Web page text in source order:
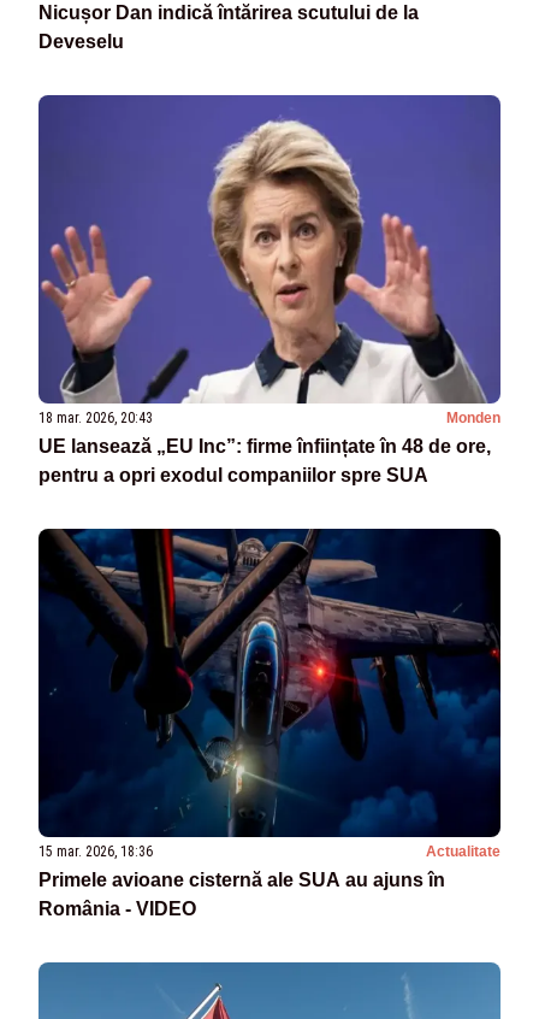
Nicușor Dan indică întărirea scutului de la
Deveselu
18 mar. 2026, 20:43 Monden
UE lansează „EU Inc”: firme înființate în 48 de ore,
pentru a opri exodul companiilor spre SUA
15 mar. 2026, 18:36 Actualitate
Primele avioane cisternă ale SUA au ajuns în
România - VIDEO